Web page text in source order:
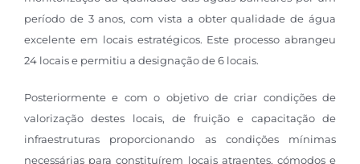
período de 3 anos, com vista a obter qualidade de água
excelente em locais estratégicos. Este processo abrangeu
24 locais e permitiu a designação de 6 locais.
Posteriormente e com o objetivo de criar condições de
valorização destes locais, de fruição e capacitação de
infraestruturas proporcionando as condições mínimas
necessárias para constituírem locais atraentes, cómodos e